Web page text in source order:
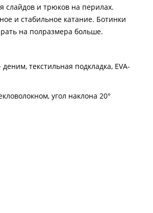
слайдов и трюков на перилах.
и стабильное катание. Ботинки
на полразмера больше.
текстильная подкладка, EVA-
угол наклона 20°